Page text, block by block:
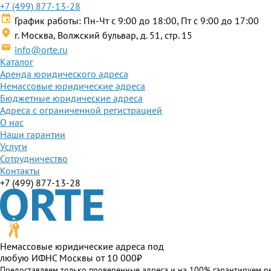
+7 (499) 877-13-28
График работы: Пн-Чт с 9:00 до 18:00, Пт с 9:00 до 17:00
г. Москва, Волжский бульвар, д. 51, стр. 15
info@orte.ru
Каталог
Аренда юридического адреса
Немассовые юридические адреса
Бюджетные юридические адреса
Адреса с ограниченной регистрацией
О нас
Наши гарантии
Услуги
Сотрудничество
Контакты
+7 (499) 877-13-28
Немассовые юридические адреса под
любую ИФНС Москвы от 10 000₽